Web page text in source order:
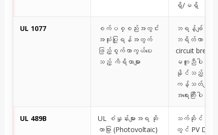
ရှိ/မရှိ
UL 1077
စက်ပစ္စည်းအတွင်း
အသုံးပြုရန်အတွက်
ဖြည့်စွက်ကာကွယ်ပေး
သည့် ကိရိယာများ
ဘရန့်ချ်ဆား
ဘရိတ်ကာ
circuit
မတူညီပါ၊ အ
နိုင်သည့်
ကန့်သတ်ချက်မျ
အရေးကြီးပါသ
UL 489B
UL စံနှုန်းများအရ ဆို
လာပြား (Photovoltaic)
သက်ဆိုင်ရာနေရာ
တွင် PV DC